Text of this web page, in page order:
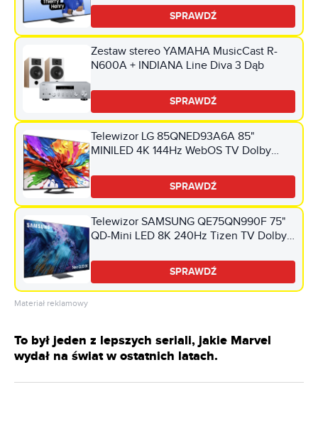
SPRAWDŹ
Zestaw stereo YAMAHA MusicCast R-
N600A + INDIANA Line Diva 3 Dąb
SPRAWDŹ
Telewizor LG 85QNED93A6A 85"
MINILED 4K 144Hz WebOS TV Dolby
SPRAWDŹ
Telewizor SAMSUNG QE75QN990F 75"
QD-Mini LED 8K 240Hz Tizen TV Dolby
SPRAWDŹ
Materiał reklamowy
To był jeden z lepszych seriali, jakie Marvel
wydał na świat w ostatnich latach.